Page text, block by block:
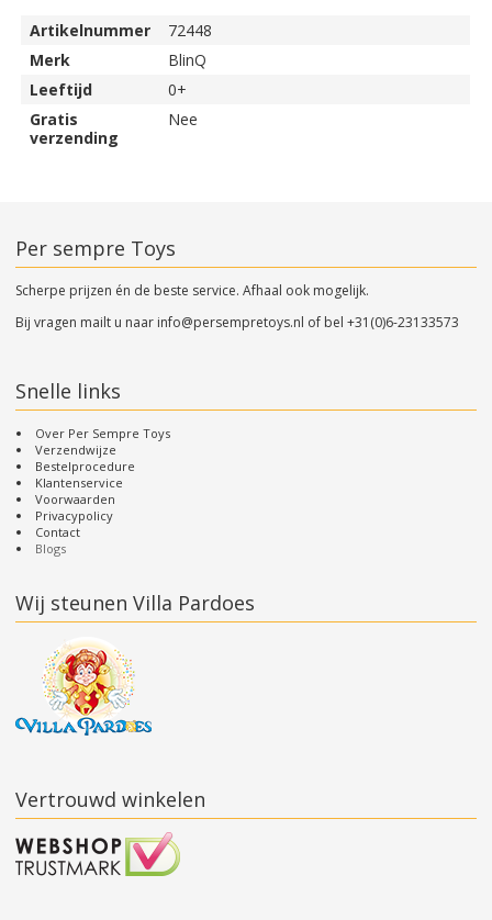
Artikelnummer
72448
Merk
BlinQ
Leeftijd
0+
Gratis
verzending
Nee
Per sempre Toys
Scherpe prijzen én de beste service. Afhaal ook mogelijk.
Bij vragen mailt u naar info@persempretoys.nl of bel+31(0)6-23133573
Snelle links
Over Per Sempre Toys
Verzendwijze
Bestelprocedure
Klantenservice
Voorwaarden
Privacypolicy
Contact
Blogs
Wij steunen Villa Pardoes
Vertrouwd winkelen